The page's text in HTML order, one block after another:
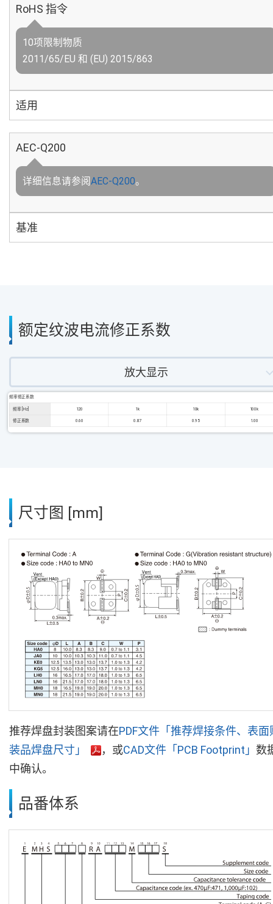
RoHS 指令
10项限制物质
2011/65/EU 和 (EU) 2015/863
适用
AEC-Q200
详细信息请参阅AEC-Q200。
基准
额定纹波电流修正系数
放大显示
频率修正系数
频率 [Hz] 120 1k 10k 100k
修正系数 0.60 0.87 0.95 1.00
尺寸图 [mm]
推荐焊盘封装图案请在PDF文件「推荐焊接条件、表面
装品焊盘尺寸」
，或CAD文件「PCB Footprint」 数
中确认。
品番体系